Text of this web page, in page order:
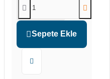
Sepete Ekle